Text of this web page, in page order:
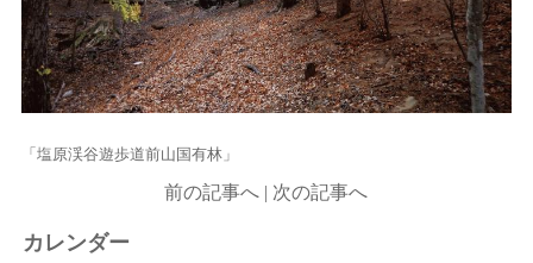
「塩原渓谷遊歩道前山国有林」
前の記事へ | 次の記事へ
カレンダー